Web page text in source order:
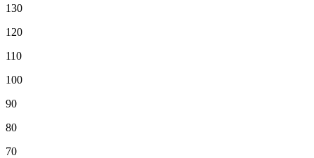
130
120
110
100
90
80
70